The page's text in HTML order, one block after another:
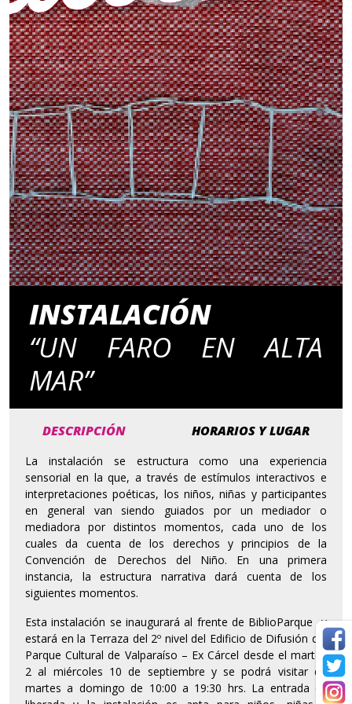
INSTALACIÓN
“UN FARO EN ALTA
MAR”
DESCRIPCIÓN HORARIOS Y LUGAR
La instalación se estructura como una experiencia
sensorial en la que, a través de estímulos interactivos e
interpretaciones poéticas, los niños, niñas y participantes
en general van siendo guiados por un mediador o
mediadora por distintos momentos, cada uno de los
cuales da cuenta de los derechos y principios de la
Convención de Derechos del Niño. En una primera
instancia, la estructura narrativa dará cuenta de los
siguientes momentos.
Esta instalación se inaugurará al frente de BiblioParque y
estará en la Terraza del 2º nivel del Edificio de Difusión del
Parque Cultural de Valparaíso – Ex Cárcel desde el martes
2 al miércoles 10 de septiembre y se podrá visitar de
martes a domingo de 10:00 a 19:30 hrs. La entrada es